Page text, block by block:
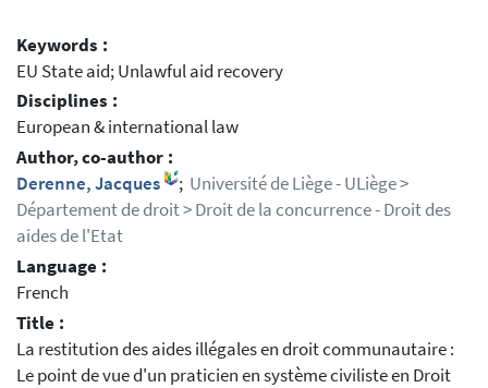
Keywords :
EU State aid; Unlawful aid recovery
Disciplines :
European & international law
Author, co-author :
Derenne, Jacques
; Université de Liège - ULiège >
Département de droit > Droit de la concurrence - Droit des
aides de l'Etat
Language :
French
Title :
La restitution des aides illégales en droit communautaire :
Le point de vue d'un praticien en système civiliste en Droit